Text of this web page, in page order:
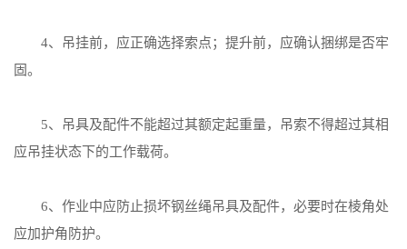
4、吊挂前，应正确选择索点；提升前，应确认捆绑是否牢
固。
5、吊具及配件不能超过其额定起重量，吊索不得超过其相
应吊挂状态下的工作载荷。
6、作业中应防止损坏钢丝绳吊具及配件，必要时在棱角处
应加护角防护。